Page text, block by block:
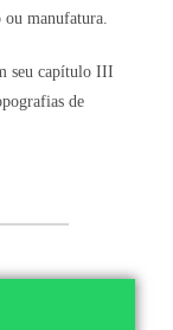
ou manufatura.
seu capítulo III
de